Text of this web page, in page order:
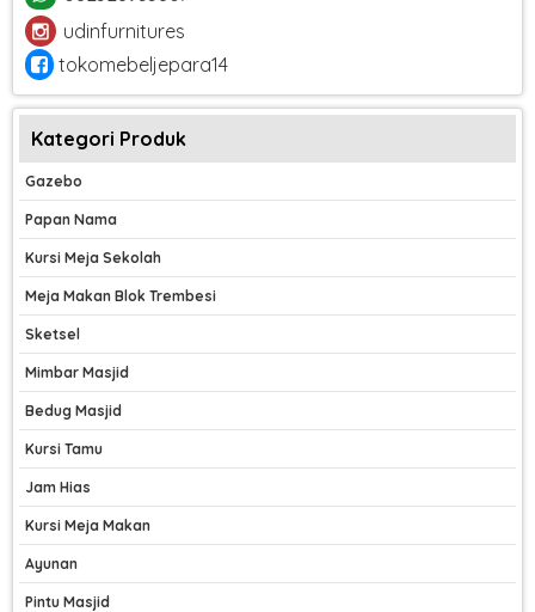
udinfurnitures
tokomebeljepara14
Kategori Produk
Gazebo
Papan Nama
Kursi Meja Sekolah
Meja Makan Blok Trembesi
Sketsel
Mimbar Masjid
Bedug Masjid
Kursi Tamu
Jam Hias
Kursi Meja Makan
Ayunan
Pintu Masjid